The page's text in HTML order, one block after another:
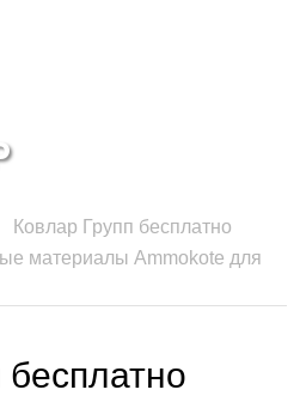
Ковлар Групп бесплатно
материалы Ammokote для
бесплатно